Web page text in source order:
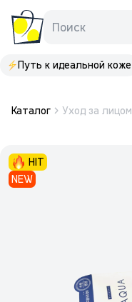
Поиск
Путь к идеальной коже
Каталог Уход за лицом
HIT
NEW